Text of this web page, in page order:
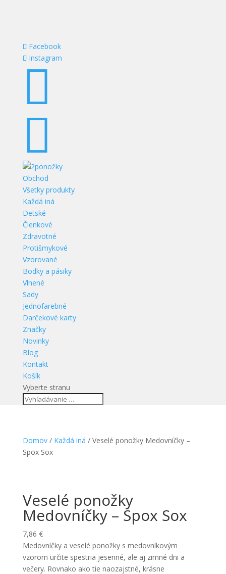
Facebook
Instagram


Obchod
Všetky produkty
Každá iná
Detské
Členkové
Zdravotné
Protišmykové
Vzorované
Bodky a pásiky
Vlnené
Sady
Jednofarebné
Darčekové karty
Značky
Novinky
Blog
Kontakt
Košík
Vyberte stranu
Domov/ Každá iná / Veselé ponožky Medovníčky –
Spox Sox
Veselé ponožky
Medovníčky – Spox Sox
7,86 €
Medovníčky a veselé ponožky s medovníkovým
vzorom určite spestria jesenné, ale aj zimné dni a
večery. Rovnako ako tie naozajstné, krásne